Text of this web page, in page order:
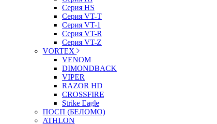
Серия HS
Серия VT-T
Серия VT-1
Серия VT-R
Серия VT-Z
VORTEX
VENOM
DIMONDBACK
VIPER
RAZOR HD
CROSSFIRE
Strike Eagle
ПОСП (БЕЛОМО)
ATHLON